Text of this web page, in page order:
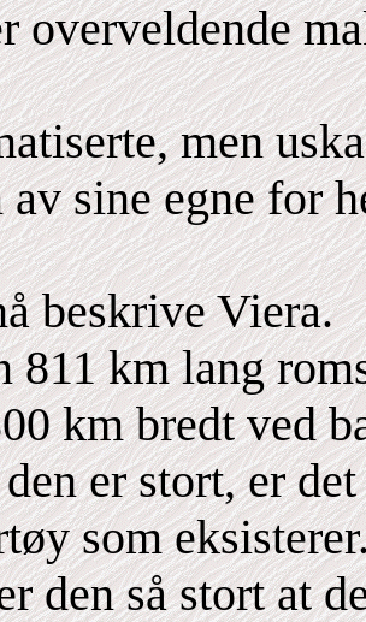
overveldende
men
av sine egne for
beskrive Viera.
811 km lang
km bredt ved
er stort, er
som
den så stort at